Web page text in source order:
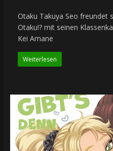
Otaku Takuya Seo freundet
Otaku!? mit seinen
Kei Amane
Weiterlesen